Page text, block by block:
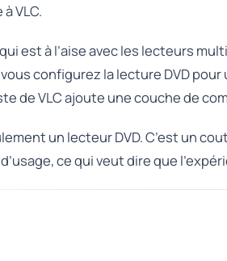
VLC.
est à l’aise avec les lecteurs
configurez la lecture DVD
de VLC ajoute une couche de
un lecteur DVD. C’est un
ce qui veut dire que